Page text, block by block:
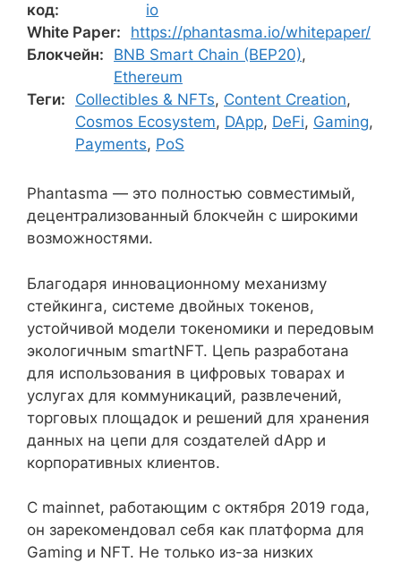
код:
io
White Paper:
https://phantasma.io/whitepaper/
Блокчейн:
BNB Smart Chain (BEP20),
Ethereum
Теги:
Collectibles & NFTs, Content Creation,
Cosmos Ecosystem, DApp, DeFi, Gaming,
Payments, PoS
Phantasma — это полностью совместимый,
децентрализованный блокчейн с широкими
возможностями.
Благодаря инновационному механизму
стейкинга, системе двойных токенов,
устойчивой модели токеномики и передовым
экологичным smartNFT. Цепь разработана
для использования в цифровых товарах и
услугах для коммуникаций, развлечений,
торговых площадок и решений для хранения
данных на цепи для создателей dApp и
корпоративных клиентов.
С mainnet, работающим с октября 2019 года,
он зарекомендовал себя как платформа для
Gaming и NFT. Не только из-за низких